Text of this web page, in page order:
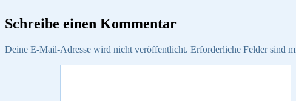
Schreibe einen Kommentar
Deine E-Mail-Adresse wird nicht veröffentlicht. Erforderliche Felder sind